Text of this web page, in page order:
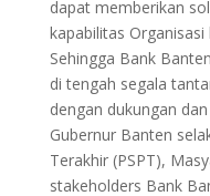
dapat memberikan
kapabilitas
Sehingga Bank
di tengah segala
dengan dukungan
Gubernur Banten
Terakhir (PSPT),
stakeholders Bank